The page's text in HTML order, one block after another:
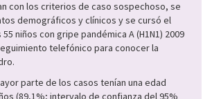
con los criterios de caso sospechoso, se
demográficos y clínicos y se cursó el
niños con gripe pandémica A (H1N1) 2009
telefónico para conocer la
parte de los casos tenían una edad
(89,1%; intervalo de confianza del 95%